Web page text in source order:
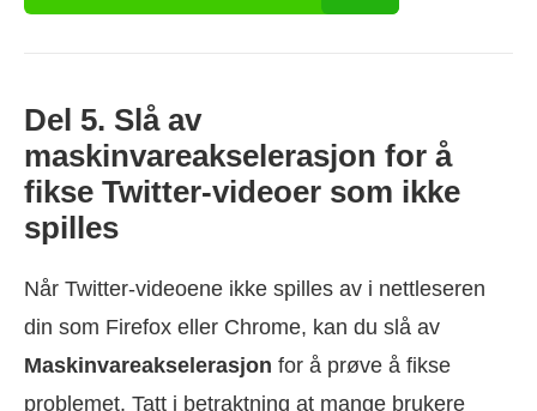
Del 5. Slå av
maskinvareakselerasjon for å
fikse Twitter-videoer som ikke
spilles
Når Twitter-videoene ikke spilles av i nettleseren
din som Firefox eller Chrome, kan du slå av
Maskinvareakselerasjon for å prøve å fikse
problemet. Tatt i betraktning at mange brukere